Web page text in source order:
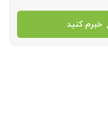
خبرم کنید